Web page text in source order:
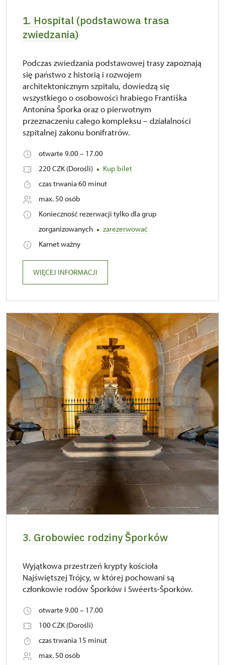
1. Hospital (podstawowa trasa
zwiedzania)
Podczas zwiedzania podstawowej trasy zapoznają
się państwo z historią i rozwojem
architektonicznym szpitalu, dowiedzą się
wszystkiego o osobowości hrabiego Františka
Antonína Šporka oraz o pierwotnym
przeznaczeniu całego kompleksu – działalności
szpitalnej zakonu bonifratrów.
otwarte 9.00 – 17.00
220 CZK (Dorośli)
Kup bilet
czas trwania 60 minut
max. 50 osób
Konieczność rezerwacji tylko dla grup
zorganizowanych
zarezerwować
Karnet ważny
WIĘCEJ INFORMACJI
3. Grobowiec rodziny Šporków
Wyjątkowa przestrzeń krypty kościoła
Najświętszej Trójcy, w której pochowani są
członkowie rodów Šporków i Swéerts-Šporków.
otwarte 9.00 – 17.00
100 CZK (Dorośli)
czas trwania 15 minut
max. 50 osób